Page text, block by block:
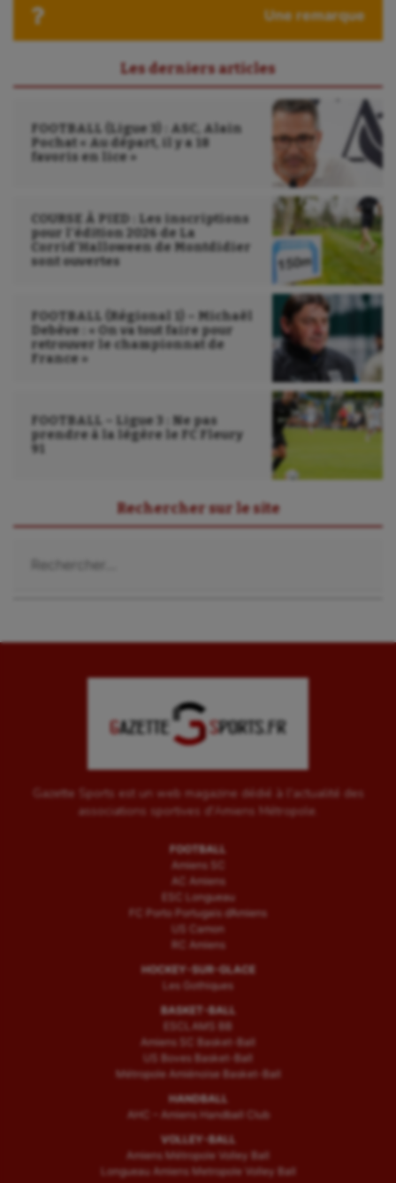
Une remarque
Les derniers articles
FOOTBALL (Ligue 3) : ASC, Alain
Pochat « Au départ, il y a 18
favoris en lice »
COURSE À PIED : Les inscriptions
pour l’édition 2026 de La
Corrid’Halloween de Montdidier
sont ouvertes
FOOTBALL (Régional 1) – Michaël
Debève : « On va tout faire pour
retrouver le championnat de
France »
FOOTBALL – Ligue 3 : Ne pas
prendre à la légère le FC Fleury
91
Rechercher sur le site
Gazette Sports est un web magazine dédié à l'actualité des
associations sportives d'Amiens Métropole.
FOOTBALL
Amiens SC
AC Amiens
ESC Longueau
FC Porto Portugais d’Amiens
US Camon
RC Amiens
HOCKEY-SUR-GLACE
Les Gothiques
BASKET-BALL
ESCLAMS BB
Amiens SC Basket-Ball
US Boves Basket-Ball
Métropole Amiénoise Basket-Ball
HANDBALL
AHC – Amiens Handball Club
VOLLEY-BALL
Amiens Métropole Volley Ball
Longueau Amiens Metropole Volley Ball